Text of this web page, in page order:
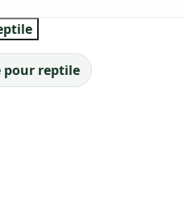
pour reptile